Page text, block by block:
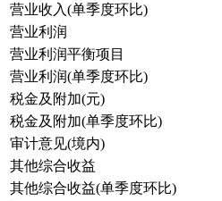
营业收入(单季度环比)
营业利润
营业利润平衡项目
营业利润(单季度环比)
税金及附加(元)
税金及附加(单季度环比)
审计意见(境内)
其他综合收益
其他综合收益(单季度环比)